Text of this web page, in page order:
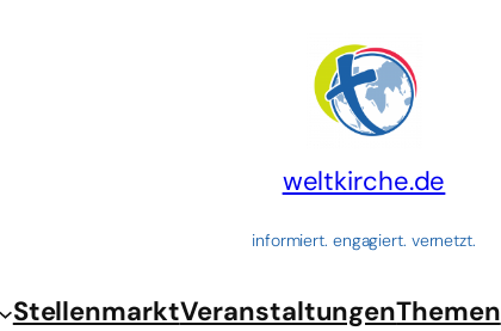
weltkirche.de
informiert. engagiert. vernetzt.
StellenmarktVeranstaltungenThemen